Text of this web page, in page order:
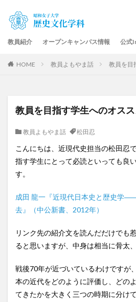
教員紹介 オープンキャンパス情報 公式
HOME 教員よもやま話 教員を目
教員を目指す学生へのオス
教員よもやま話 松田忍
こんにちは、近現代史担当の松田忍
指す学生にとって必読といっても良
す。
成田 龍一『近現代日本史と歴史学
去』（中公新書、2012年）
リンク先の紹介文を読んだだけでも
ると思いますが、中身は相当に骨太
戦後70年が近づいているわけですが
本の近代をどのように評価し、どの
てきたかを大きく三つの時期に分け